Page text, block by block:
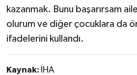
kazanmak. Bunu başarırsam
olurum ve diğer çocuklara da
ifadelerini kullandı.
Kaynak: İHA